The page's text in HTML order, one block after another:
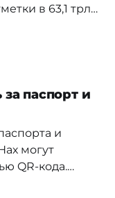
в 63,1 трлн
2023 года.
в стране
значении
в
паспорт и
и
могут
QR-кода.